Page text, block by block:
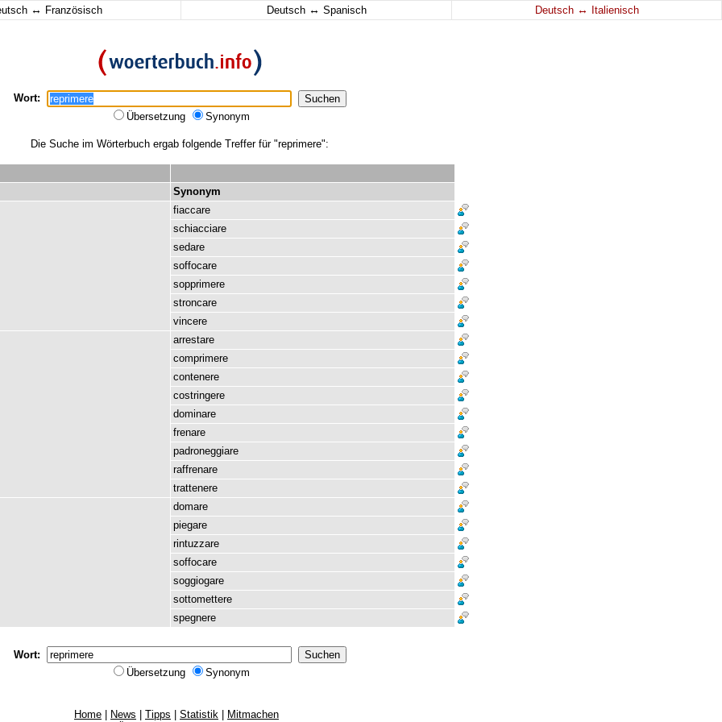
↔ Französisch Deutsch ↔ Spanisch Deutsch ↔ Italienisch
Wort:
Übersetzung
Synonym
Die Suche im Wörterbuch ergab folgende Treffer für "reprimere":
Synonym
fiaccare
schiacciare
sedare
soffocare
sopprimere
stroncare
vincere
arrestare
comprimere
contenere
costringere
dominare
frenare
padroneggiare
raffrenare
trattenere
domare
piegare
rintuzzare
soffocare
soggiogare
sottomettere
spegnere
Wort:
Übersetzung
Synonym
Home News Tipps Statistik
Mitmachen